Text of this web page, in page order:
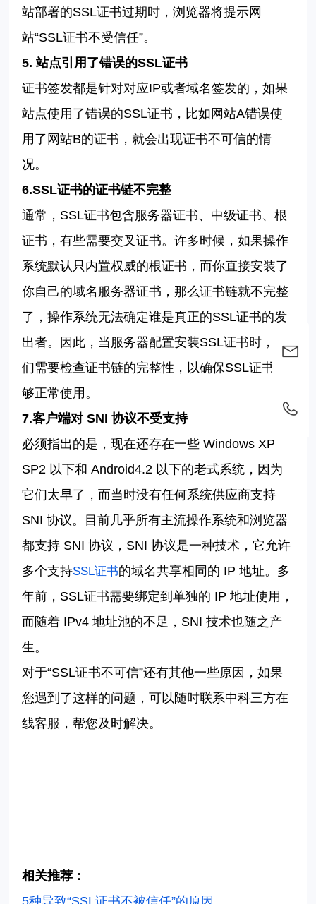
站部署的SSL证书过期时，浏览器将提示网
站“SSL证书不受信任”。
5.站点引用了错误的SSL证书
证书签发都是针对对应IP或者域名签发的，如果
站点使用了错误的SSL证书，比如网站A错误使
用了网站B的证书，就会出现证书不可信的情
况。
6.SSL证书的证书链不完整
通常， SSL证书包含服务器证书、中级证书、根
证书，有些需要交叉证书。许多时候，如果操作
系统默认只内置权威的根证书，而你直接安装了
你自己的域名服务器证书，那么证书链就不完整
了，操作系统无法确定谁是真正的SSL证书的发
出者。因此，当服务器配置安装SSL证书时，我
们需要检查证书链的完整性，以确保SSL证书能
够正常使用。
7.客户端对 SNI协议不受支持
必须指出的是，现在还存在一些 Windows XP
SP2 以下和Android4.2 以下的老式系统，因为
它们太早了，而当时没有任何系统供应商支持
SNI协议。目前几乎所有主流操作系统和浏览器
都支持 SNI协议， SNI协议是一种技术，它允许
多个支持SSL证书的域名共享相同的 IP地址。多
年前， SSL证书需要绑定到单独的 IP地址使用，
而随着 IPv4地址池的不足， SNI技术也随之产
生。
对于“SSL证书不可信”还有其他一些原因，如果
您遇到了这样的问题，可以随时联系中科三方在
线客服，帮您及时解决。
相关推荐：